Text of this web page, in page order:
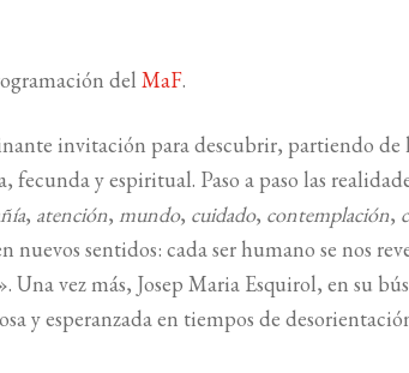
delMaF.
invitación para descubrir, partiendo
y espiritual. Paso a paso las
, atención,mundo, cuidado, contemplación,
nuevos sentidos: cada ser humano se nos
vez más, Josep Maria Esquirol, en su
y esperanzada en tiempos de